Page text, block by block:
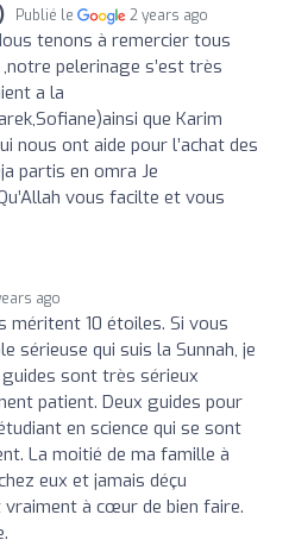
Publié le 2 years ago
tenons à remercier tous
pelerinage s’est très
a la
que Karim
nous ont aide pour l’achat des
partis en omra Je
vous facilte et vous
ago
méritent 10 étoiles. Si vous
sérieuse qui suis la Sunnah, je
sont très sérieux
patient. Deux guides pour
en science qui se sont
La moitié de ma famille à
eux et jamais déçu
à cœur de bien faire.